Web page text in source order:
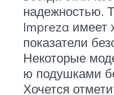
надежностью.
Impreza имеет
показатели
Некоторые
ю подушками
Хочется